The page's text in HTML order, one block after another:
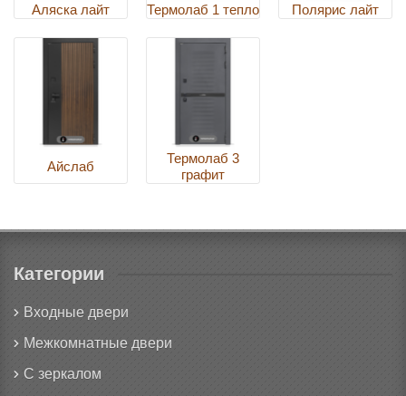
Аляска лайт Термолаб 1 тепло Полярис лайт
Айслаб
Термолаб 3
графит
Категории
Входные двери
Межкомнатные двери
С зеркалом